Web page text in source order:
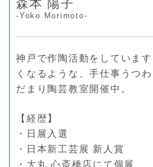
森本 陽子
-Yoko Morimoto-
神戸で作陶活動をしていま
くなるような、手仕事うつ
だまり陶芸教室開催中。
【経歴】
・日展入選
・日本新工芸展 新人賞
・大丸 心斎橋店にて個展